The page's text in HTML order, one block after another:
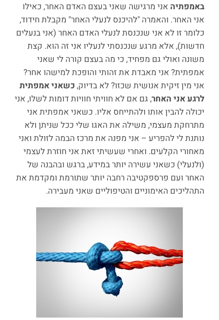
באמפתיה אני מרגישה שאני בעצם האדם האחר, כאילו
אני האחר. והאמרה "להיכנס לנעלי האחר" מקבלת חידוד,
כלומר זו לא אני שנכנסת לנעלי האדם האחר (אני בנעלים
חדשות), אלא מרגע שנכנסתי לנעליו אני זה הוא. קצת
משונה ואולי גם מפחיד, כי מה בעצם קורה לי שאני
אמפתית? אני מאבדת את זהותי והופכת למישהו אחר?
אני מין זיקית אנושית שכזו? לא בדיוק, כשאני אמפתית
לרגע אני האחר, גם אם לא חוויתי חוויות דומות לשלו, אני
יכולה להבין אותו ולהתייחס אליו. כשאני אמפתית אני
מתרחקת מעצמי, משילה את האגו שלי ככל שניתן ולא
נותנת לי להפריע – אני מפנה את מרכז הבמה לזולת ואני
מאחורי הקלעים. ואחרי שעשיתי זאת אני חוזרת לעצמי
(ולנעלי) כשאני עשירה יותר במידע, ברגש ובהבנה של
האחר ועם פרספקטיבה רחבה יותר שתורמת ומקדמת את
התהליכים האימוניים והטיפוליים שאני מעבירה.